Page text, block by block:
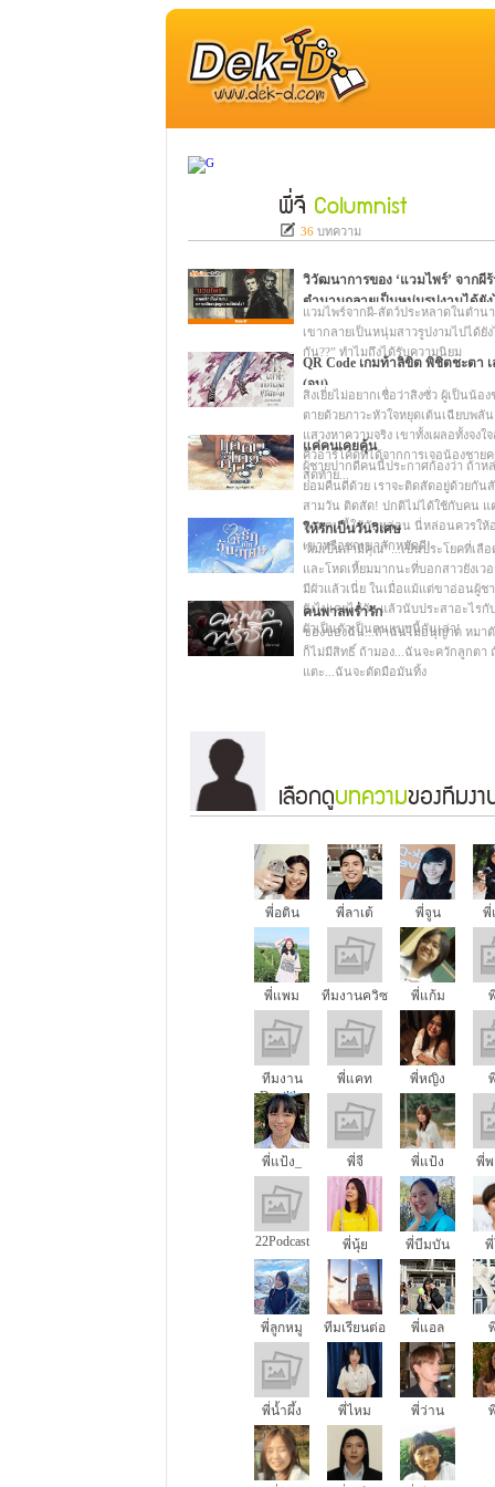
พี่จี Columnist
36 บทความ
วิวัฒนาการของ ‘แวมไพร์’ จากผี
ตำนานกลายเป็นหนุ่มรูปงามได้ยัง
แวมไพร์จากผี-สัตว์ประหลาดในตำน
เขากลายเป็นหนุ่มสาวรูปงามไปได้ยัง
กัน??” ทำไมถึงได้รับความนิยม
QR Code เกมท้าลิขิต พิชิตชะตา เ
(จบ)
สิงเยี่ยไม่อยากเชื่อว่าสิงซั่ว ผู้เป็นน้อง
ตายด้วยภาวะหัวใจหยุดเต้นเฉียบพลัน
แสวงหาความจริง เขาทั้งเผลอทั้งจงใ
คิวอาร์โค้ดที่ได้จากการเจอน้องชายค
สุดท้าย...
แค่คนเคยคุ้น
ผู้ชายปากดีคนนี้ประกาศก้องว่า ถ้าห
ยอมคืนดีด้วย เราจะติดสัดอยู่ด้วยกัน
สามวัน ติดสัด! ปกติไม่ได้ใช้กับคน แ
ห่ามคนนี้ใช้กับหล่อน นี่หล่อนควรให้
เขาหรือชกเขาสักหมัดดี!
ให้รักเป็นวันวิเศษ
"ผมเป็นสามีคุณ" ...เป็นประโยคที่เลือ
และโหดเหี้ยมมากนะที่บอกสาวยังเว
มีผัวแล้วเนี่ย ในเมื่อแม้แต่ขาอ่อนผู้ช
ยังไม่เคยได้จับ แล้วนับประสาอะไรกั
ผัวเป็นตัวเป็นตนแบบนี้กันเล่า!
คนพาลพร่ำรัก
ของของฉัน...ถ้าฉันไม่อนุญาต หมา
ก็ไม่มีสิทธิ์ ถ้ามอง...ฉันจะควักลูกตา
แตะ...ฉันจะตัดมือมันทิ้ง
เลือกดูบทความของทีมง
พี่อติน พี่ลาเต้ พี่จูน พี่
พี่แพม ทีมงานควิซ พี่แก้ม
ทีมงาน
Dogilike
พี่แคท พี่หญิง
พี่แป้ง_ พี่จี พี่แป้ง พี่พ
22Podcast พี่นุ้ย พี่บีมบัน พี่
พี่ลูกหมู
ทีมเรียนต่อ
นอก
พี่แอล
พี่น้ำผึ้ง พี่ไหม พี่ว่าน